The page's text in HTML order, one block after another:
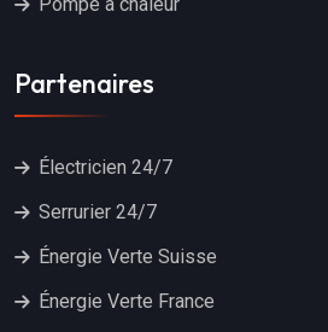
Partenaires
Électricien 24/7
Serrurier 24/7
Énergie Verte Suisse
Énergie Verte France